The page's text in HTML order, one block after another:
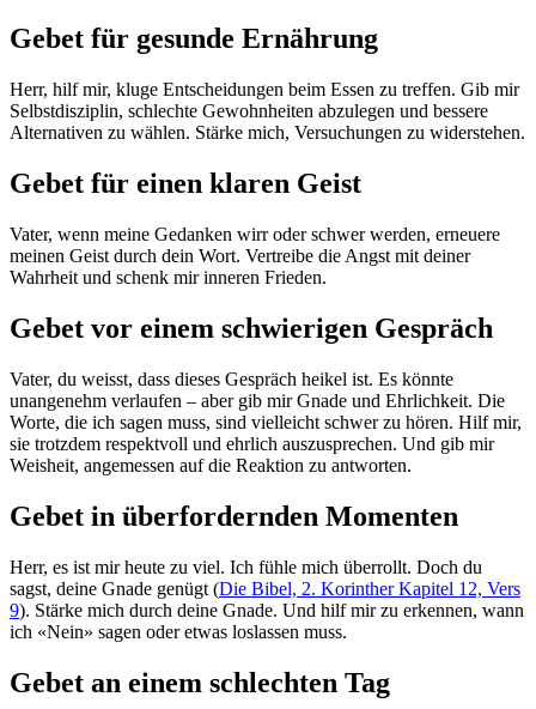
Gebet für gesunde Ernährung
Herr, hilf mir, kluge Entscheidungen beim Essen zu treffen. Gib mir
Selbstdisziplin, schlechte Gewohnheiten abzulegen und bessere
Alternativen zu wählen. Stärke mich, Versuchungen zu widerstehen.
Gebet für einen klaren Geist
Vater, wenn meine Gedanken wirr oder schwer werden, erneuere
meinen Geist durch dein Wort. Vertreibe die Angst mit deiner
Wahrheit und schenk mir inneren Frieden.
Gebet vor einem schwierigen Gespräch
Vater, du weisst, dass dieses Gespräch heikel ist. Es könnte
unangenehm verlaufen – aber gib mir Gnade und Ehrlichkeit. Die
Worte, die ich sagen muss, sind vielleicht schwer zu hören. Hilf mir,
sie trotzdem respektvoll und ehrlich auszusprechen. Und gib mir
Weisheit, angemessen auf die Reaktion zu antworten.
Gebet in überfordernden Momenten
Herr, es ist mir heute zu viel. Ich fühle mich überrollt. Doch du
sagst, deine Gnade genügt (Die Bibel, 2. Korinther Kapitel 12, Vers
9). Stärke mich durch deine Gnade. Und hilf mir zu erkennen, wann
ich «Nein» sagen oder etwas loslassen muss.
Gebet an einem schlechten Tag